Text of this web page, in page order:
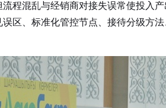
程混乱与经销商对接失误常使投入
区、标准化管控节点、接待分级方